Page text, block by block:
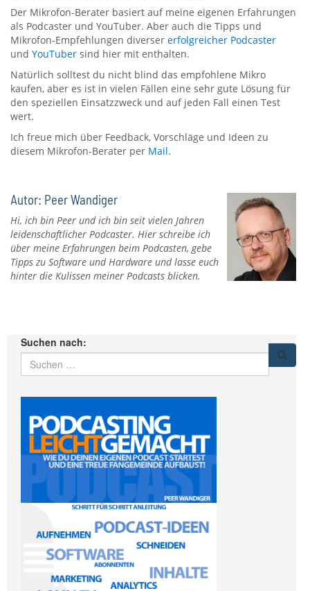
Der Mikrofon-Berater basiert auf meine eigenen Erfahrungen
als Podcaster und YouTuber. Aber auch die Tipps und
Mikrofon-Empfehlungen diverser erfolgreicher Podcaster
und YouTuber sind hier mit enthalten.
Natürlich solltest du nicht blind das empfohlene Mikro
kaufen, aber es ist in vielen Fällen eine sehr gute Lösung für
den speziellen Einsatzzweck und auf jeden Fall einen Test
wert.
Ich freue mich über Feedback, Vorschläge und Ideen zu
diesem Mikrofon-Berater per Mail.
Autor: Peer Wandiger
Hi, ich bin Peer und ich bin seit vielen Jahren
leidenschaftlicher Podcaster. Hier schreibe ich
über meine Erfahrungen beim Podcasten, gebe
Tipps zu Software und Hardware und lasse euch
hinter die Kulissen meiner Podcasts blicken.
Suchen nach: